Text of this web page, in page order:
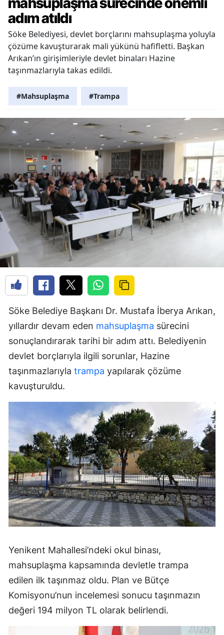
adım atıldı
Söke Belediyesi, devlet borçlarını mahsuplaşma yoluyla
çözüme kavuşturarak mali yükünü hafifletti. Başkan
Arıkan’ın girişimleriyle devlet binaları Hazine
taşınmazlarıyla takas edildi.
#Mahsuplaşma #Trampa
Söke Belediye Başkanı Dr. Mustafa İberya Arıkan,
yıllardır devam eden mahsuplaşma sürecini
sonuçlandırarak tarihi bir adım attı. Belediyenin
devlet borçlarıyla ilgili sorunlar, Hazine
taşınmazlarıyla trampa yapılarak çözüme
kavuşturuldu.
Yenikent Mahallesi’ndeki okul binası,
mahsuplaşma kapsamında devletle trampa
edilen ilk taşınmaz oldu. Plan ve Bütçe
Komisyonu’nun incelemesi sonucu taşınmazın
değeri 194 milyon TL olarak belirlendi.